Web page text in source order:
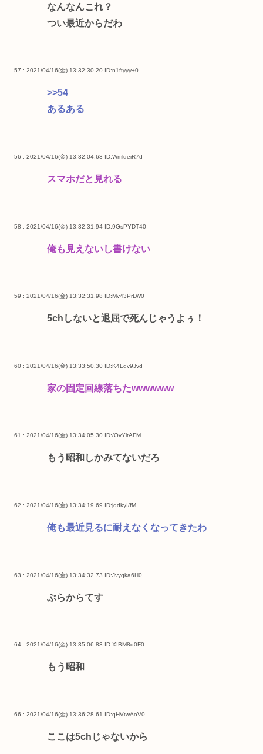
なんなんこれ？
つい最近からだわ
57 : 2021/04/16(金) 13:32:30.20 ID:n1ftyyy+0
>>54
あるある
56 : 2021/04/16(金) 13:32:04.63 ID:WmldeiR7d
スマホだと見れる
58 : 2021/04/16(金) 13:32:31.94 ID:9GsPYDT40
俺も見えないし書けない
59 : 2021/04/16(金) 13:32:31.98 ID:Mv43PrLW0
5chしないと退屈で死んじゃうよぅ！
60 : 2021/04/16(金) 13:33:50.30 ID:K4Ldv9Jvd
家の固定回線落ちたwwwwww
61 : 2021/04/16(金) 13:34:05.30 ID:/OvYltAFM
もう昭和しかみてないだろ
62 : 2021/04/16(金) 13:34:19.69 ID:jqdkyI/fM
俺も最近見るに耐えなくなってきたわ
63 : 2021/04/16(金) 13:34:32.73 ID:Jvyqka6H0
ぶらからてす
64 : 2021/04/16(金) 13:35:06.83 ID:XIBM8d0F0
もう昭和
66 : 2021/04/16(金) 13:36:28.61 ID:qHVtwAoV0
ここは5chじゃないから